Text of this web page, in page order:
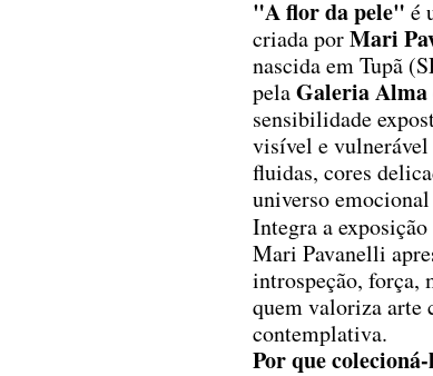
"A flor da pele" é
criada porMari
nascida em Tupã
pelaGaleria Alma
sensibilidade
visível e
fluidas, cores
universo
Integra a exposição
Mari Pavanelli
introspeção, força,
quem valoriza arte
contemplativa.
Por que